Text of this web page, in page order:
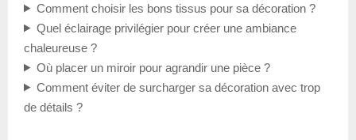
Comment choisir les bons tissus pour sa décoration ?
Quel éclairage privilégier pour créer une ambiance
chaleureuse ?
Où placer un miroir pour agrandir une pièce ?
Comment éviter de surcharger sa décoration avec trop
de détails ?